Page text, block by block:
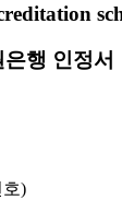
행 인정서
)